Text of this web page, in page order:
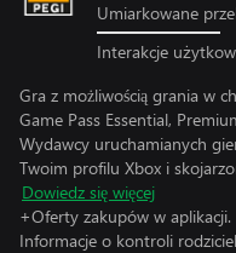
Umiarkowane
Interakcje
Gra z możliwością grania w
Game Pass Essential,
Wydawcy uruchamianych
Twoim profilu Xbox i
Dowiedz się więcej
+Oferty zakupów w aplikacji.
Informacje o kontroli